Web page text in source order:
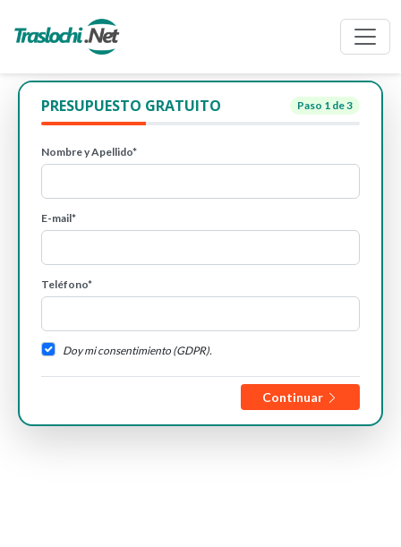
PRESUPUESTO GRATUITO Paso 1 de 3
Nombre y Apellido*
E-mail*
Teléfono*
Doy mi consentimiento (GDPR).
Continuar